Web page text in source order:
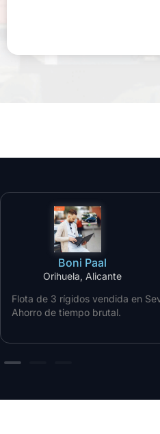
Boni Paal
Orihuela, Alicante
Flota de 3 rígidos vendida en
Ahorro de tiempo brutal.